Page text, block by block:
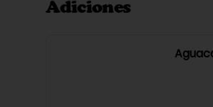
Adiciones